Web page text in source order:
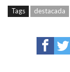
Tags destacada